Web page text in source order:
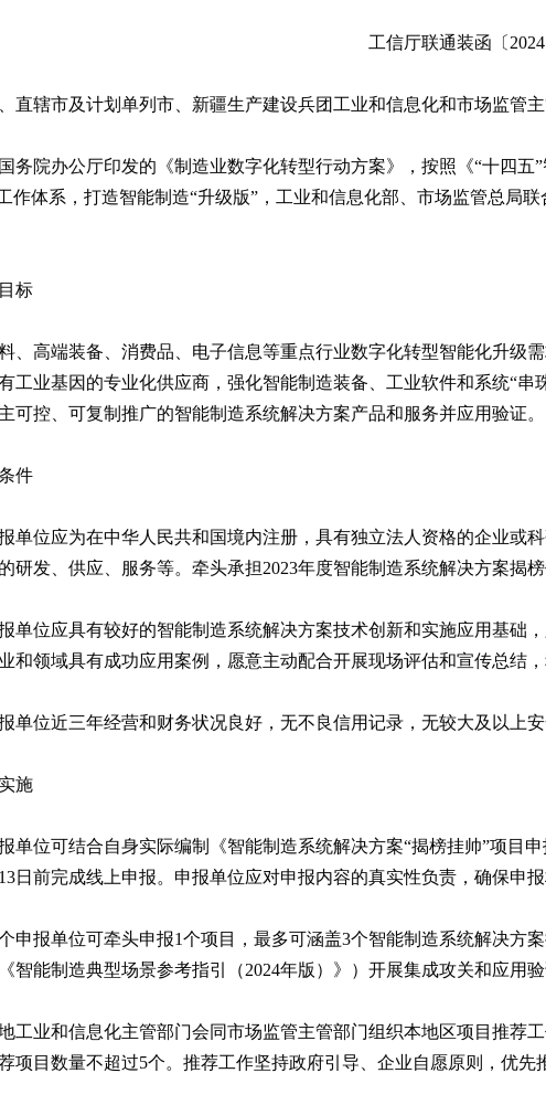
工信厅联通装函〔
直辖市及计划单列市、新疆生产建设兵团工业和信息化和市场监管主
务院办公厅印发的《制造业数字化转型行动方案》，按照《“十四
作体系，打造智能制造“升级版”，工业和信息化部、市场监管总局
标
、高端装备、消费品、电子信息等重点行业数字化转型智能化升级
工业基因的专业化供应商，强化智能制造装备、工业软件和系统“
可控、可复制推广的智能制造系统解决方案产品和服务并应用验证。
件
报单位应为在中华人民共和国境内注册，具有独立法人资格的企业
研发、供应、服务等。牵头承担2023年度智能制造系统解决方案揭
报单位应具有较好的智能制造系统解决方案技术创新和实施应用基
和领域具有成功应用案例，愿意主动配合开展现场评估和宣传总结，
报单位近三年经营和财务状况良好，无不良信用记录，无较大及以上
施
报单位可结合自身实际编制《智能制造系统解决方案“揭榜挂帅”项目
日前完成线上申报。申报单位应对申报内容的真实性负责，确保申
个申报单位可牵头申报1个项目，最多可涵盖3个智能制造系统解决
智能制造典型场景参考指引（2024年版）》）开展集成攻关和应用验
地工业和信息化主管部门会同市场监管主管部门组织本地区项目推
项目数量不超过5个。推荐工作坚持政府引导、企业自愿原则，优